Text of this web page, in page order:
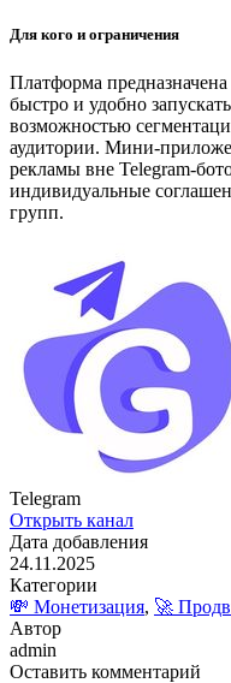
Для кого и ограничения
Платформа предназначена
быстро и удобно
возможностью
аудитории. Мини-
рекламы вне Telegram-
индивидуальные
групп.
Telegram
Открыть канал
Дата добавления
24.11.2025
Категории
💸 Монетизация, 🚀
Автор
admin
Оставить комментарий